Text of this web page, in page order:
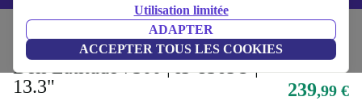
Utilisation limitée
ADAPTER
ACCEPTER TOUS LES COOKIES
Ordinateurs portables Ordinateurs portables Dell
Dell Latitude 7300 | i5-8365U |
13.3"
239,99 €